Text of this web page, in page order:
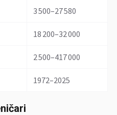
3 500–27 580
18 200–32 000
2 500–417 000
1972–2025